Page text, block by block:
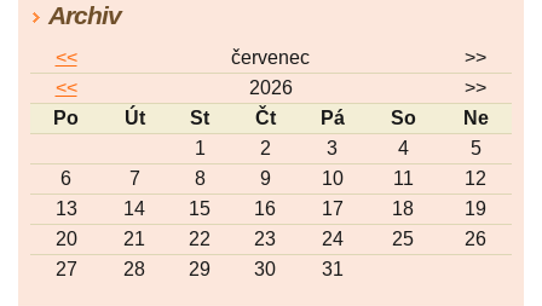
Archiv
<< červenec
>>
<<
2026
>>
Po
Út St Čt Pá So
Ne
1
2 3 4
5
6
7 8 9 10 11
12
13
14 15 16 17 18
19
20
21 22 23 24 25
26
27
28 29 30 31